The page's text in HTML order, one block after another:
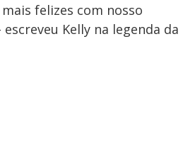
felizes com nosso
Kelly na legenda da